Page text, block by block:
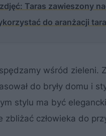
Taras zawieszony
do aranżacji
wśród zieleni.
do bryły domu i
stylu ma być
człowieka do